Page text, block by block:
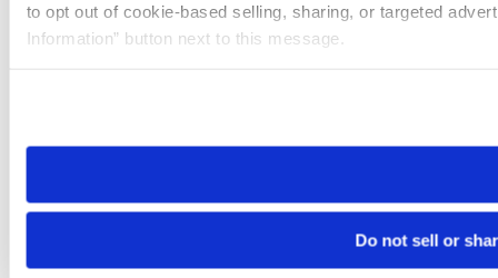
to opt out of cookie-based selling, sharing, or targeted
Information” button next to this message.
need to be set again.
Do not sell or